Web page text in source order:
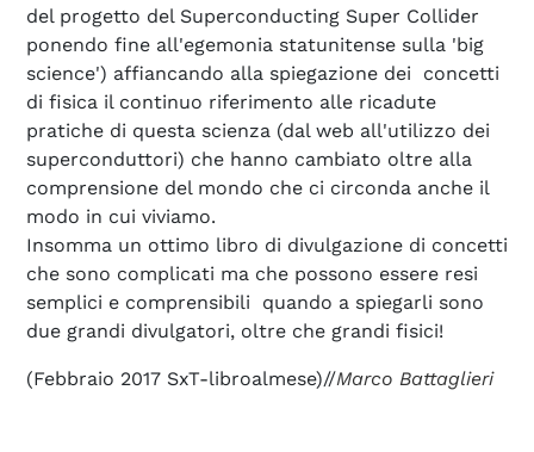
del progetto del Superconducting Super Collider
ponendo fine all'egemonia statunitense sulla 'big
science') affiancando alla spiegazione dei concetti
di fisica il continuo riferimento alle ricadute
pratiche di questa scienza (dal web all'utilizzo dei
superconduttori) che hanno cambiato oltre alla
comprensione del mondo che ci circonda anche il
modo in cui viviamo.
Insomma un ottimo libro di divulgazione di concetti
che sono complicati ma che possono essere resi
semplici e comprensibili quando a spiegarli sono
due grandi divulgatori, oltre che grandi fisici!
(Febbraio 2017 SxT-libroalmese)//Marco Battaglieri